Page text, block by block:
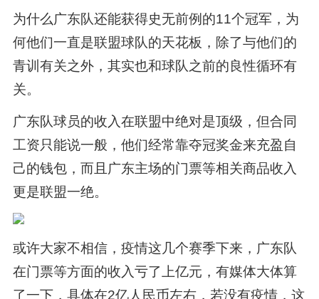
为什么广东队还能获得史无前例的11个冠军，为
何他们一直是联盟球队的天花板，除了与他们的
青训有关之外，其实也和球队之前的良性循环有
关。
广东队球员的收入在联盟中绝对是顶级，但合同
工资只能说一般，他们经常靠夺冠奖金来充盈自
己的钱包，而且广东主场的门票等相关商品收入
更是联盟一绝。
或许大家不相信，疫情这几个赛季下来，广东队
在门票等方面的收入亏了上亿元，有媒体大体算
了一下，具体在2亿人民币左右，若没有疫情，这